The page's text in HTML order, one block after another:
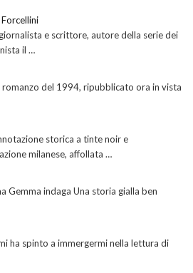
e scrittore, autore della serie dei
il …
romanzo del 1994, ripubblicato ora in vista
storica a tinte noir e
milanese, affollata …
Gemma indaga Una storia gialla ben
ha spinto a immergermi nella lettura di